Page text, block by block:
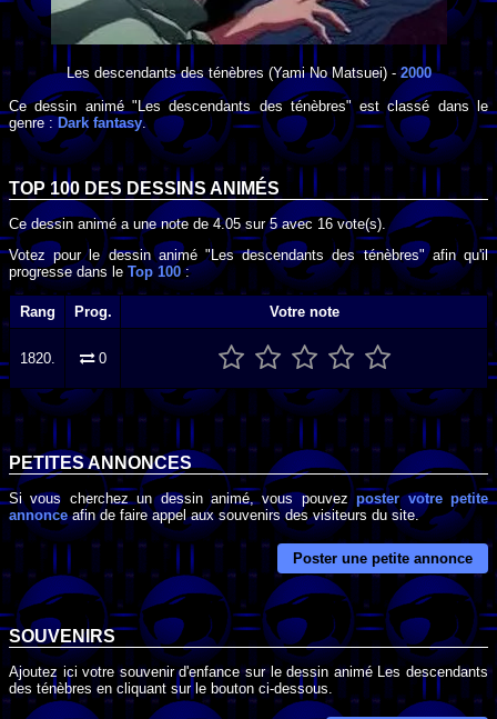
Les descendants des ténèbres (Yami No Matsuei) -2000
Ce dessin animé "Les descendants des ténèbres" est classé dans le
genre : Dark fantasy.
TOP 100 DES DESSINS ANIMÉS
Ce dessin animé a une note de4.05sur5 avec 16vote(s).
Votez pour le dessin animé "Les descendants des ténèbres" afin qu'il
progresse dans le Top 100:
Rang Prog. Votre note
1820. 0
PETITES ANNONCES
Si vous cherchez un dessin animé, vous pouvezposter votre petite
annonceafin de faire appel aux souvenirs des visiteurs du site.
Poster une petite annonce
SOUVENIRS
Ajoutez ici votre souvenir d'enfance sur le dessin animé Les descendants
des ténèbres en cliquant sur le bouton ci-dessous.